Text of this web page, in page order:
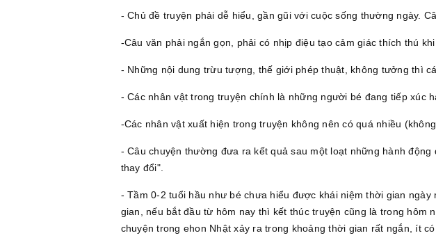
- Chủ đề truyện phải dễ hiểu, gần gũi với cuộc sống thường ngày.
-Câu văn phải ngắn gọn, phải có nhịp điệu tạo cảm giác thích thú
- Những nội dung trừu tượng, thế giới phép thuật, không tưởng thì
- Các nhân vật trong truyện chính là những người bé đang tiếp xúc
-Các nhân vật xuất hiện trong truyện không nên có quá nhiều
- Câu chuyện thường đưa ra kết quả sau một loạt những hành
thay đổi".
- Tầm 0-2 tuổi hầu như bé chưa hiểu được khái niệm thời gian
gian, nếu bắt đầu từ hôm nay thì kết thúc truyện cũng là trong
chuyện trong ehon Nhật xảy ra trong khoảng thời gian rất ngắn, ít có